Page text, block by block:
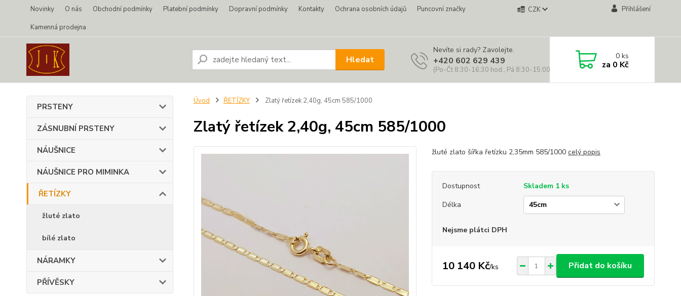
Novinky O nás Obchodní podmínky Platební podmínky Dopravní podmínky Kontakty Ochrana osobních údajů
Puncovní značky
Kamenná prodejna
CZK Přihlášení
Hledat
Nevíte si rady? Zavolejte.
+420 602 629 439
(Po-Čt 8:30-16:30 hod., Pá 8:30-15:00 hod.)
0ks
za 0 Kč
PRSTENY
ZÁSNUBNÍ PRSTENY
NÁUŠNICE
NÁUŠNICE PRO MIMINKA
ŘETÍZKY
žluté zlato
bílé zlato
NÁRAMKY
PŘÍVĚSKY
Úvod ŘETÍZKY Zlatý řetízek 2,40g, 45cm 585/1000
Zlatý řetízek 2,40g, 45cm 585/1000
žluté zlato šířka řetízku 2,35mm 585/1000 celý popis
Dostupnost
Skladem 1 ks
Délka
Nejsme plátci DPH
10 140 Kč/ks Přidat do košíku